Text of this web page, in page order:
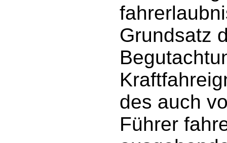
Grundsatz
des auch
Führer